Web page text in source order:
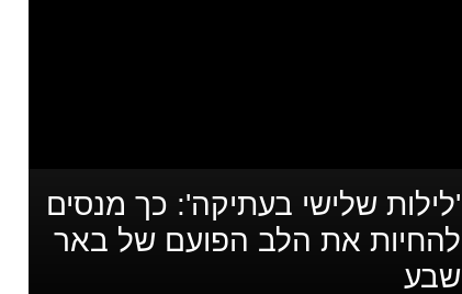
'לילות שלישי בעתיקה': כך מנסים
להחיות את הלב הפועם של באר
שבע